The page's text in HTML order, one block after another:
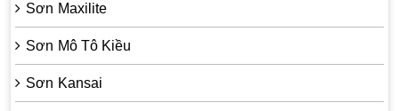
Sơn Maxilite
Sơn Mô Tô Kiều
Sơn Kansai